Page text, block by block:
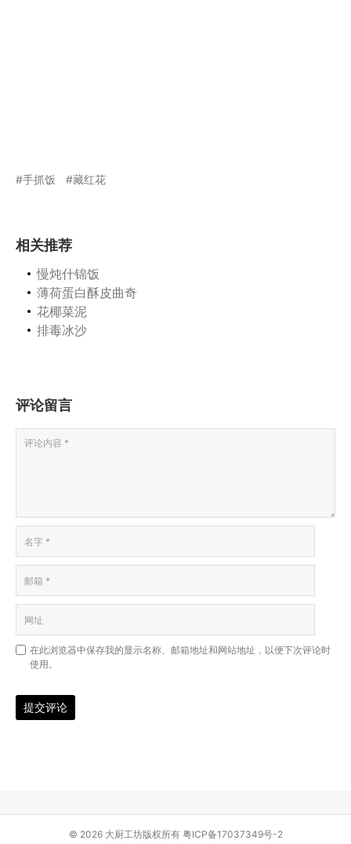
手抓饭 藏红花
相关推荐
慢炖什锦饭
薄荷蛋白酥皮曲奇
花椰菜泥
排毒冰沙
评论留言
在此浏览器中保存我的显示名称、邮箱地址和网站地址，以便下次评论时
使用。
提交评论
© 2026 大厨工坊版权所有 粤ICP备17037349号-2